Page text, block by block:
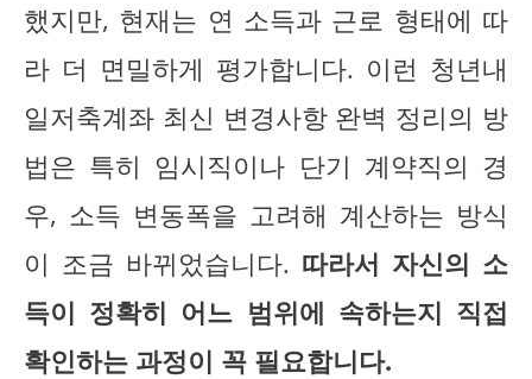
했지만, 현재는 연 소득과 근로 형태에 따
라 더 면밀하게 평가합니다. 이런 청년내
일저축계좌 최신 변경사항 완벽 정리의 방
법은 특히 임시직이나 단기 계약직의 경
우, 소득 변동폭을 고려해 계산하는 방식
이 조금 바뀌었습니다. 따라서 자신의 소
득이 정확히 어느 범위에 속하는지 직접
확인하는 과정이 꼭 필요합니다.